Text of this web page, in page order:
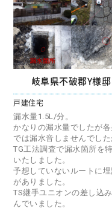
岐阜県不破郡Y様邸
戸建住宅
漏水量1.5L/分。
かなりの漏水量でしたが各
では漏水音しませんでした
TG工法調査で漏水箇所を
いたしました。
予想していないルートに埋
がありました。
TS継手ユニオンの差し込
んでいました。